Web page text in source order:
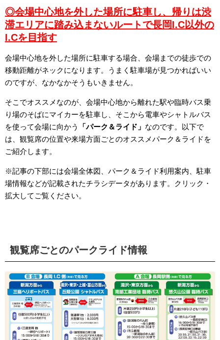
◎会場中心地を外した場所に駐車し、帰りは渋
滞エリアに踏み込まないルートで長岡I.C以外の
I.Cを目指す
会場中心地を外した場所に駐車する場合、会場までの徒歩での
移動距離がネックになります。うまく駐車場が見つかればいい
のですが、なかなかそうもいきません。
そこでオススメなのが、会場中心地から離れた駅や臨時バス乗
り場のそばにマイカーを駐車し、そこから電車やシャトルバス
を使って会場に向かう
「パーク＆ライド」 なのです。以下で
は、観覧席の位置や来場方面ごとのオススメパーク＆ライドを
ご紹介します。
※記事の下部には会場全体図、パーク＆ライド利用案内、駐車
場情報などが記載されたチラシデータがあります。クリック・
拡大してご覧ください。
観覧席ごとのパークライド情報